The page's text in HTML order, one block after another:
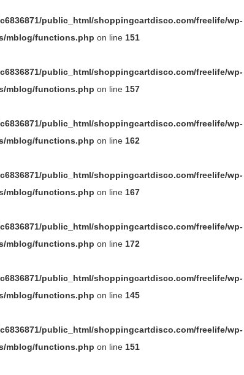
public_html/shoppingcartdisco.com/freelife/wp-
mblog/functions.php on line 151
public_html/shoppingcartdisco.com/freelife/wp-
mblog/functions.php on line 157
public_html/shoppingcartdisco.com/freelife/wp-
mblog/functions.php on line 162
public_html/shoppingcartdisco.com/freelife/wp-
mblog/functions.php on line 167
public_html/shoppingcartdisco.com/freelife/wp-
mblog/functions.php on line 172
public_html/shoppingcartdisco.com/freelife/wp-
mblog/functions.php on line 145
public_html/shoppingcartdisco.com/freelife/wp-
mblog/functions.php on line 151